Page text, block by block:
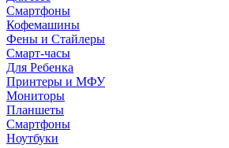
Смартфоны
Кофемашины
Фены и Стайлеры
Смарт-часы
Для Ребенка
Принтеры и МФУ
Мониторы
Планшеты
Смартфоны
Ноутбуки